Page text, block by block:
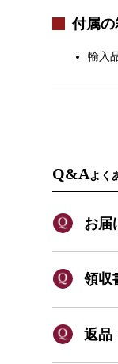
付属の
輸入
Q&Aよく
お届
領収
返品